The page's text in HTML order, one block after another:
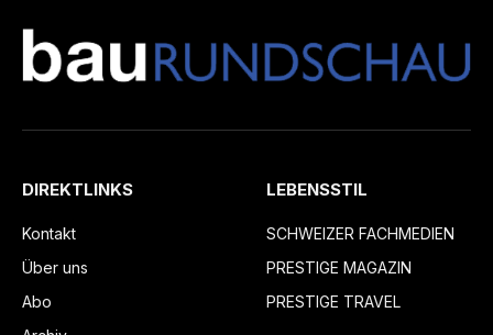
DIREKTLINKS
Kontakt
Über uns
Abo
LEBENSSTIL
SCHWEIZER FACHMEDIEN
PRESTIGE MAGAZIN
PRESTIGE TRAVEL